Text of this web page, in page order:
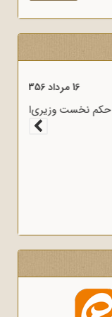
لبیک به پیام امام
در منبرهای ماه